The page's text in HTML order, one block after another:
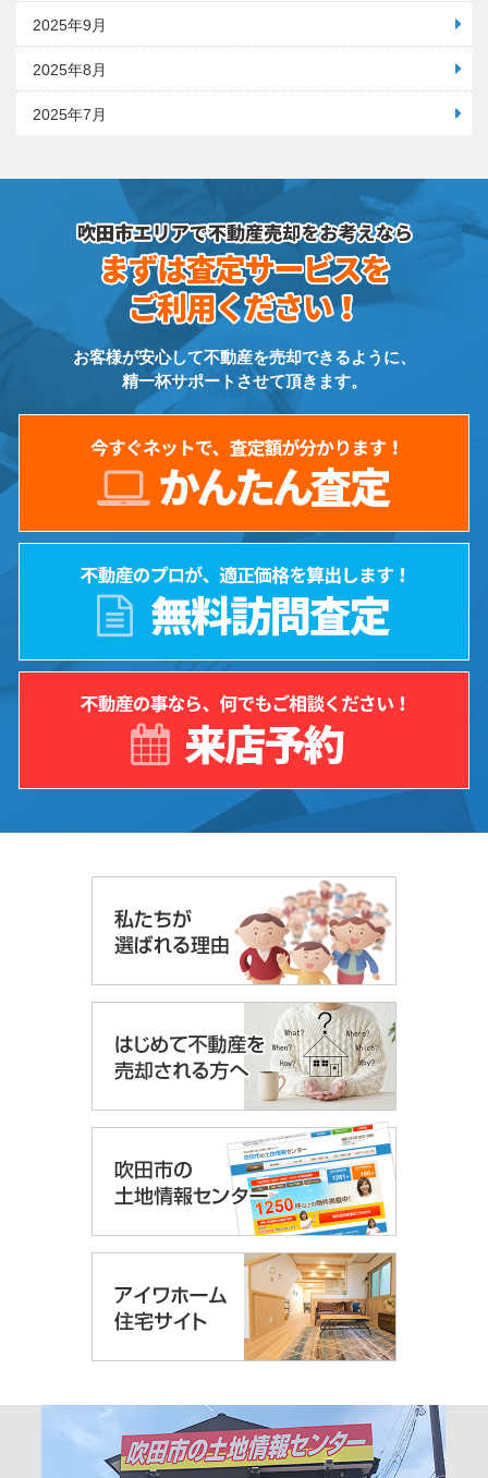
2025年9月
2025年8月
2025年7月
お客様が安心して不動産を売却できるように、
精一杯サポートさせて頂きます。